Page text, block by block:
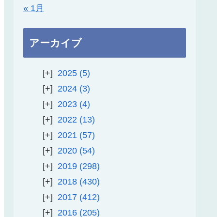
« 1月
アーカイブ
2025 5
2024 3
2023 4
2022
13
2021
57
2020 54
2019 298
2018 430
2017 412
2016 205